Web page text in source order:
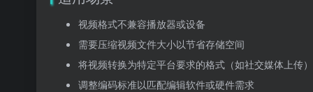
视频格式不兼容播放器或设备
需要压缩视频文件大小以节省存储空间
将视频转换为特定平台要求的格式（如社交媒体上传）
调整编码标准以匹配编辑软件或硬件需求